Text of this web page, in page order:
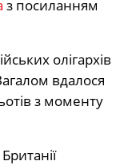
з посиланням
олігархів
вдалося
з моменту